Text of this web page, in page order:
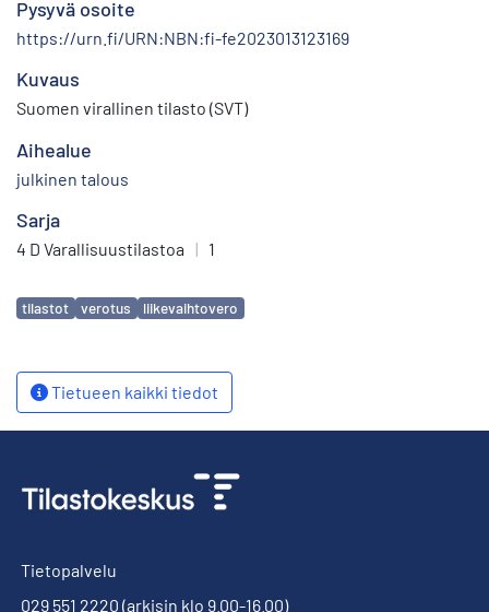
Pysyvä osoite
https://urn.fi/URN:NBN:fi-fe2023013123169
Kuvaus
Suomen virallinen tilasto (SVT)
Aihealue
julkinen talous
Sarja
4 D Varallisuustilastoa | 1
Avainsanat
tilastot verotus liikevaihtovero
Tietueen kaikki tiedot
Tietopalvelu
029 551 2220 (arkisin klo 9.00-16.00)